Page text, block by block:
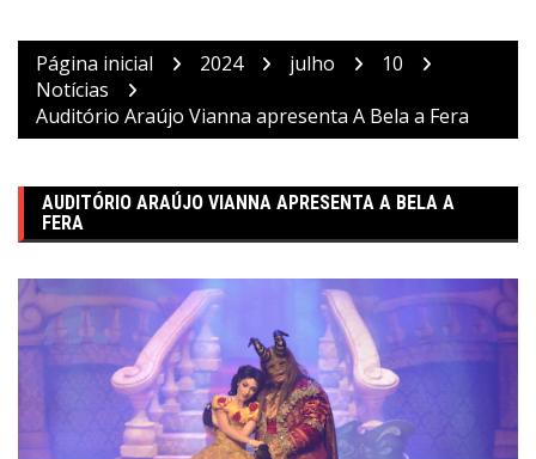
Página inicial 2024 julho
10
Notícias
Auditório Araújo Vianna apresenta A Bela a Fera
AUDITÓRIO ARAÚJO VIANNA APRESENTA A BELA A
FERA